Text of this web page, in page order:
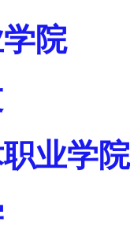
院
业学院